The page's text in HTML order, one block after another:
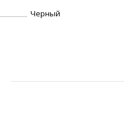
Черный